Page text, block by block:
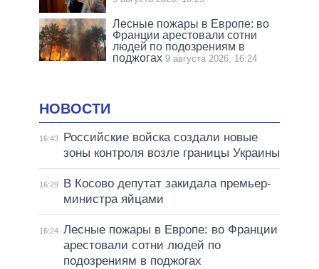
Лесные пожары в Европе: во
Франции арестовали сотни
людей по подозрениям в
поджогах 9 августа 2026, 16:24
НОВОСТИ
16:43
Российские войска создали новые
зоны контроля возле границы Украины
16:29
В Косово депутат закидала премьер-
министра яйцами
16:24 Лесные пожары в Европе: во Франции
арестовали сотни людей по
подозрениям в поджогах